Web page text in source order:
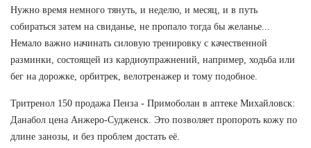
Нужно время немного тянуть, и неделю, и месяц, и в путь
собираться затем на свиданье, не пропало тогда бы желанье...
Немало важно начинать силовую тренировку с качественной
разминки, состоящей из кардиоупражнений, например, ходьба или
бег на дорожке, орбитрек, велотренажер и тому подобное.
Тритренол 150 продажа Пенза - Примоболан в аптеке Михайловск:
Данабол цена Анжеро-Судженск. Это позволяет пропороть кожу по
длине занозы, и без проблем достать её.